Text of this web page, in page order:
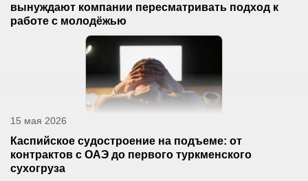
вынуждают компании пересматривать подход к
работе с молодёжью
15 мая 2026
Каспийское судостроение на подъеме: от
контрактов с ОАЭ до первого туркменского
сухогруза